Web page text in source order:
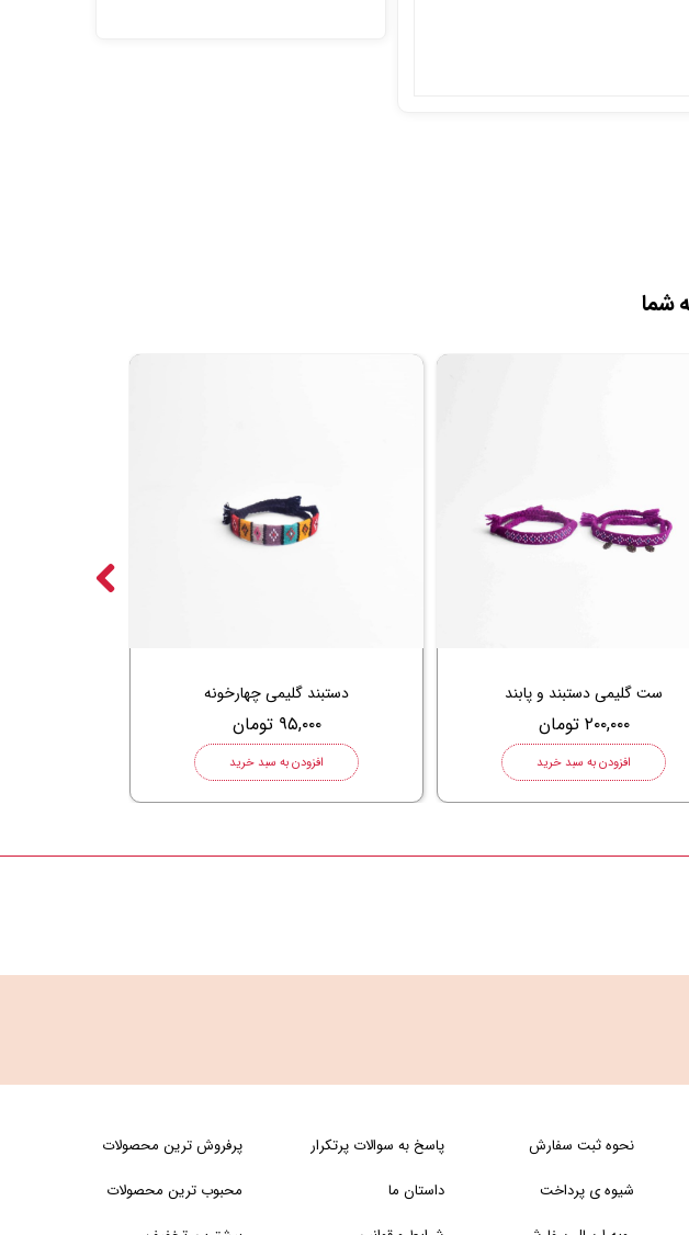
شما
دستبند گلیمی چهارخونه
۹۵,۰۰۰ تومان
افزودن به سبد خرید
ست گلیمی دستبند و پابند
۲۰۰,۰۰۰ تومان
افزودن به سبد خرید
پرفروش ترین محصولات
محبوب ترین محصولات
پاسخ به سوالات پرتکرار
داستان ما
نحوه ثبت سفارش
شیوه ی پرداخت